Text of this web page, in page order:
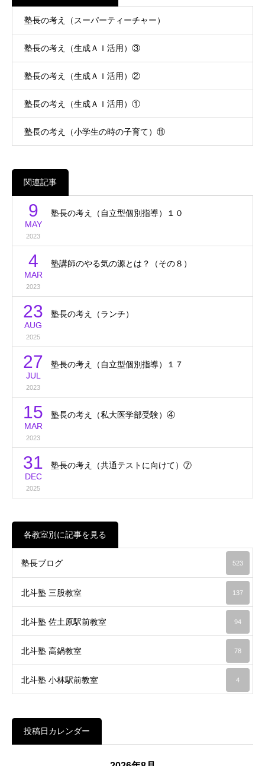
塾長の考え（スーパーティーチャー）
塾長の考え（生成ＡＩ活用）③
塾長の考え（生成ＡＩ活用）②
塾長の考え（生成ＡＩ活用）①
塾長の考え（小学生の時の子育て）⑪
関連記事
9
MAY
2023
塾長の考え（自立型個別指導）１０
4
MAR
2023
塾講師のやる気の源とは？（その８）
23
AUG
2025
塾長の考え（ランチ）
27
JUL
2023
塾長の考え（自立型個別指導）１７
15
MAR
2023
塾長の考え（私大医学部受験）④
31
DEC
2025
塾長の考え（共通テストに向けて）⑦
各教室別に記事を見る
塾長ブログ 523
北斗塾 三股教室 137
北斗塾 佐土原駅前教室 94
北斗塾 高鍋教室 78
北斗塾 小林駅前教室 4
投稿日カレンダー